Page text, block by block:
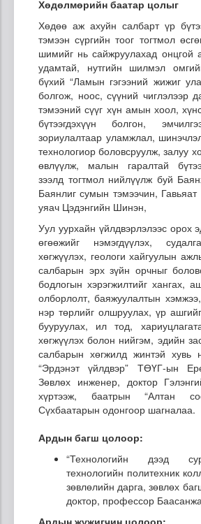
Хөдөлмөрийн баатар цолыг
Хөдөө аж ахуйн салбарт үр
тэмээн сүргийн тоог тогтмол
шимийг нь сайжруулахад онцгой
удамтай, нутгийн шилмэл
бүхий “Ламын гэгээний жижиг
болгож, ноос, сүүний чиглэлээр
тэмээний сүүг хүн амын хоол,
бүтээгдэхүүн болгон,
зориулалтаар уламжлал,
технологиор боловсруулж, залуу
өвлүүлж, малын гаралтай
зээлд тогтмол нийлүүлж буй
Баянлиг сумын тэмээчин,
уяач Цэдэнгийн Шинэн,
Уул уурхайн үйлдвэрлэлээс орох
өгөөжийг нэмэгдүүлэх,
хөгжүүлэх, геологи хайгуулын
салбарын эрх зүйн орчныг
бодлогын хэрэгжилтийг хангах,
олборлолт, баяжуулалтын хэмжээ,
нэр төрлийг олшруулах, үр
бууруулах, ил тод,
хөгжүүлэх болон нийгэм, эдийн
салбарын хөгжилд жинтэй хувь
“Эрдэнэт үйлдвэр” ТӨҮГ-ын
Зөвлөх инженер, доктор
хүртээж, баатрын “Алтан
Сүхбаатарын одонгоор шагналаа.
Ардын багш цолоор:
“Технологийн дээд
технологийн политехник
зөвлөлийн дарга, зөвлөх
доктор, профессор
Ардын жүжигчин цолоор: